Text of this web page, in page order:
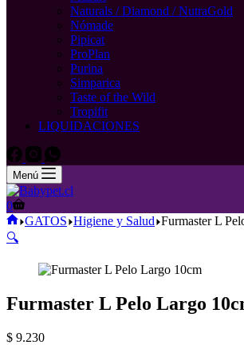
Naturals / Diamond / NutraGold
Nómade
Pipicat
ProPlan
Purina
Simparica
Taste of the Wild
Tropifit
LIQUIDACIONES
Menú
Carro
de
compra
0
Inicio
GATOS Higiene y Salud Furmaster L
🔍
Furmaster L Pelo Largo
$ 9.230